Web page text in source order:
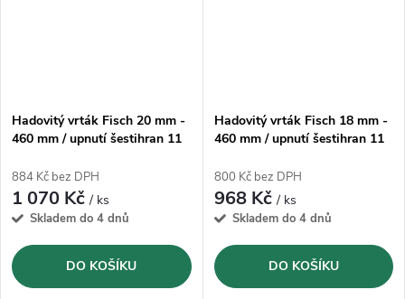
Hadovitý vrták Fisch 20 mm -
460 mm / upnutí šestihran 11
884 Kč bez DPH
1 070 Kč/ ks
Skladem do 4 dnů
DO KOŠÍKU
Hadovitý vrták Fisch 18 mm -
460 mm / upnutí šestihran 11
800 Kč bez DPH
968 Kč/ ks
Skladem do 4 dnů
DO KOŠÍKU